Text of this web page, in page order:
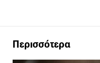
Περισσότερα